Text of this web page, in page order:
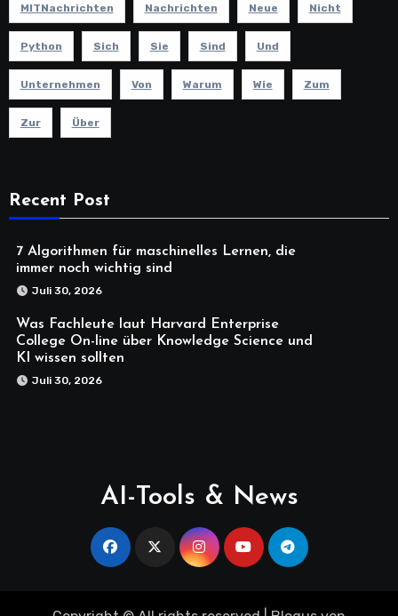
MITNachrichten Nachrichten Neue Nicht
Python Sich Sie Sind Und
Unternehmen Von Warum Wie Zum
Zur Über
Recent Post
7 Algorithmen für maschinelles Lernen, die
immer noch wichtig sind
Juli 30, 2026
Was Fachleute laut Harvard Enterprise
College On-line über Knowledge Science und
KI wissen sollten
Juli 30, 2026
AI-Tools & News